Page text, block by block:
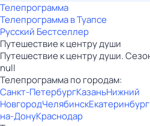
Телепрограмма
Телепрограмма в Туапсе
Русский Бестселлер
Путешествие к центру души
Путешествие к центру души.
null
Телепрограмма по городам:
Санкт-ПетербургКазаньНижний
НовгородЧелябинскЕкатеринбург
на-ДонуКраснодар